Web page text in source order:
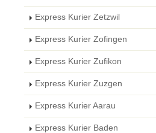
Express Kurier Zetzwil
Express Kurier Zofingen
Express Kurier Zufikon
Express Kurier Zuzgen
Express Kurier Aarau
Express Kurier Baden